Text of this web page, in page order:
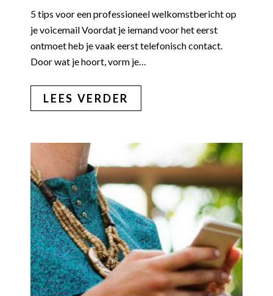
5 tips voor een professioneel welkomstbericht op
je voicemail Voordat je iemand voor het eerst
ontmoet heb je vaak eerst telefonisch contact.
Door wat je hoort, vorm je…
LEES VERDER